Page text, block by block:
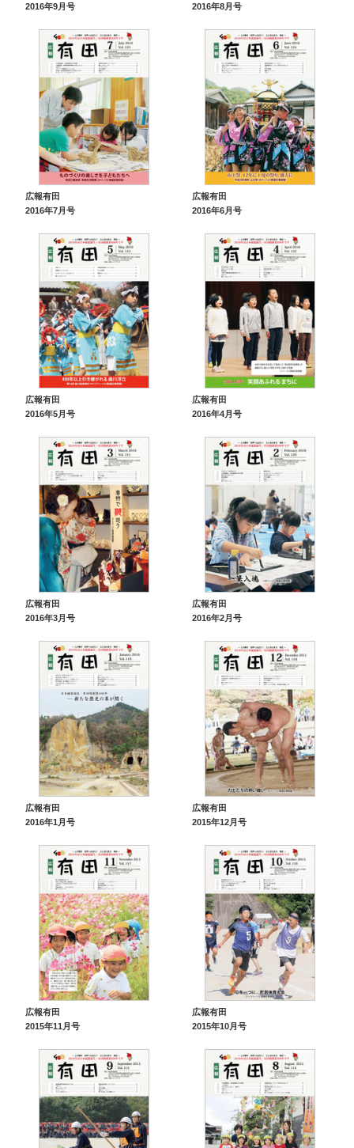
2016年9月号
2016年8月号
広報有田
2016年7月号
広報有田
2016年6月号
広報有田
2016年5月号
広報有田
2016年4月号
広報有田
2016年3月号
広報有田
2016年2月号
広報有田
2016年1月号
広報有田
2015年12月号
広報有田
2015年11月号
広報有田
2015年10月号